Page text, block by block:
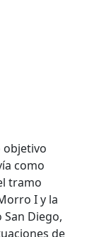
objetivo
como
tramo
I y la
Diego,
de